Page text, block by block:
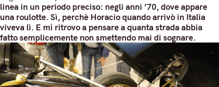
linea in un periodo preciso: negli anni ’70, dove appare
una roulotte. Sì, perchè Horacio quando arrivò in Italia
viveva lì. E mi ritrovo a pensare a quanta strada abbia
fatto semplicemente non smettendo mai di sognare.